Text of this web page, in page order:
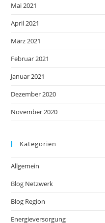
Mai 2021
April 2021
März 2021
Februar 2021
Januar 2021
Dezember 2020
November 2020
Kategorien
Allgemein
Blog Netzwerk
Blog Region
Energieversorgung